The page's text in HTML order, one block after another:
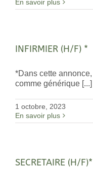
En savoir plus
INFIRMIER (H/F) *
*Dans cette
comme générique [...]
1 octobre, 2023
En savoir plus
SECRETAIRE (H/F)*